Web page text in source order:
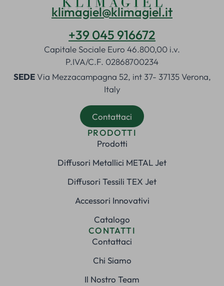
klimagiel@klimagiel.it
+39 045 916672
Capitale Sociale Euro 46.800,00 i.v.
P.IVA/C.F. 02868700234
SEDEVia Mezzacampagna 52, int 37- 37135 Verona,
Italy
Contattaci
PRODOTTI
Prodotti
Diffusori Metallici METAL Jet
Diffusori Tessili TEX Jet
Accessori Innovativi
Catalogo
CONTATTI
Contattaci
Chi Siamo
Il Nostro Team